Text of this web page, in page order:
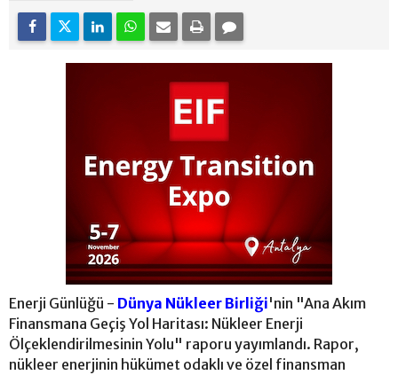
Enerji Günlüğü - Dünya Nükleer Birliği'nin "Ana Akım
Finansmana Geçiş Yol Haritası: Nükleer Enerji
Ölçeklendirilmesinin Yolu" raporu yayımlandı. Rapor,
nükleer enerjinin hükümet odaklı ve özel finansman